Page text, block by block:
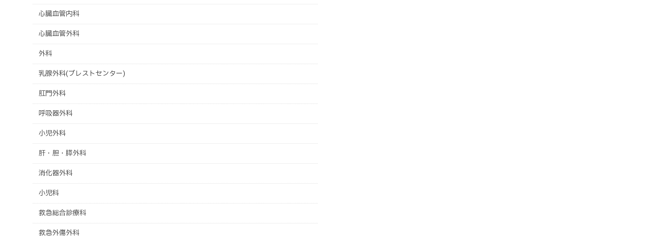
心臓血管内科
心臓血管外科
外科
乳腺外科(ブレストセンター)
肛門外科
呼吸器外科
小児外科
肝・胆・膵外科
消化器外科
小児科
救急総合診療科
救急外傷外科